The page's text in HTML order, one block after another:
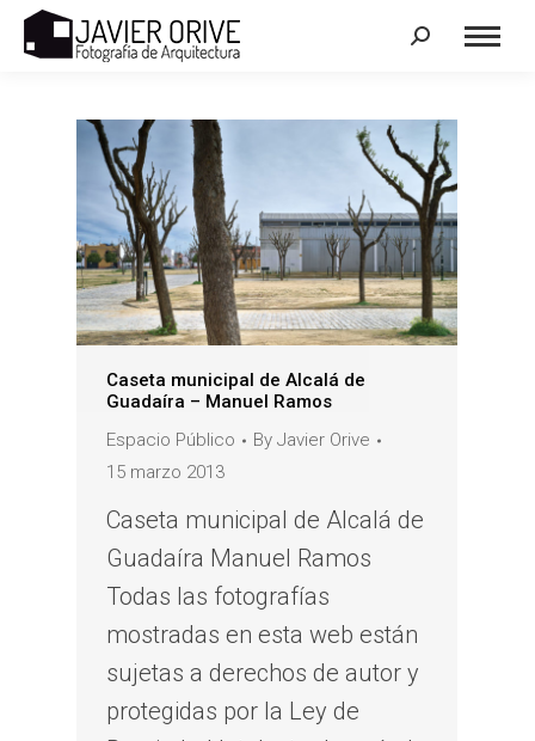
Search:
Caseta municipal de Alcalá de
Guadaíra – Manuel Ramos
Espacio Público
By Javier Orive
15 marzo 2013
Caseta municipal de Alcalá de
Guadaíra Manuel Ramos
Todas las fotografías
mostradas en esta web están
sujetas a derechos de autor y
protegidas por la Ley de